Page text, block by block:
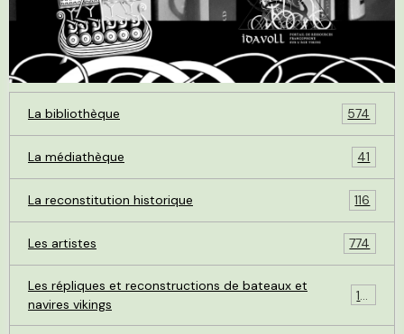
La bibliothèque 574
La médiathèque 41
La reconstitution historique 116
Les artistes 774
Les répliques et reconstructions de bateaux et
navires vikings
119